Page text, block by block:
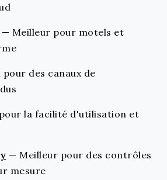
— Meilleur pour motels et
pour des canaux de
la facilité d'utilisation et
— Meilleur pour des contrôles
mesure